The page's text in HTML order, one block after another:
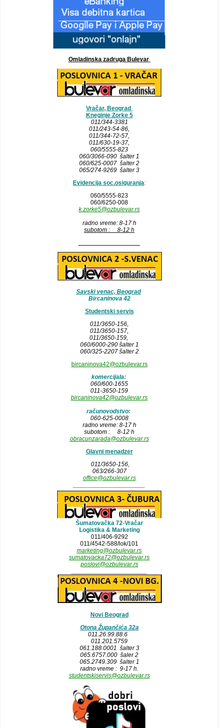
Omladinska zadruga Bulevar
Vračar, Beograd
Kneginje Zorke 5
011/344-3381
011/243-54-86,
011/344-72-57,
011/630-19-37,
060/5555-823
060/3066-090 šalter 1
060/625-0007 šalter 2
065/274-9269 šalter 3
Evidencija soc.osiguranja:
060/5555-823
060/6250-008
k.zorke5@ozbulevar.rs
radno vreme: 8-17 h
subotom : 8-12 h
Savski venac, Beograd
Bircaninova 42
Studentski servis
011/3650-156,
011/3650-157,
011/3650-159,
060/6000-290 šalter 1
060/325-2207 šalter 2
bircaninova42@ozbulevar.rs
komercijala:
060/600-1655
011-3650-159
bircaninova42@ozbulevar.rs
računovodstvo:
060-625-0008
radno vreme: 8-17 h
subotom : 8-12 h
obracunzarada@ozbulevar.rs
Glavni menadzer
011/3650-156,
063/266-307
office@ozbulevar.rs
Šumatovačka 72-Vračar
Logistika & Marketing
011/406-9292
011/4542-588/lok/101
marketing@ozbulevar.rs
sumatovacka72@ozbulevar.rs
poslovi@ozbulevar.rs
Novi Beograd
Otona Župančića 32a
011.26.99.88.6
011.201.5759
061.188.0001 šalter 3
065.6757.000 šaler 2
065.2749.309 šalter 1
radno vreme : 9-17 h.
studentskiservis@ozbulevar.rs